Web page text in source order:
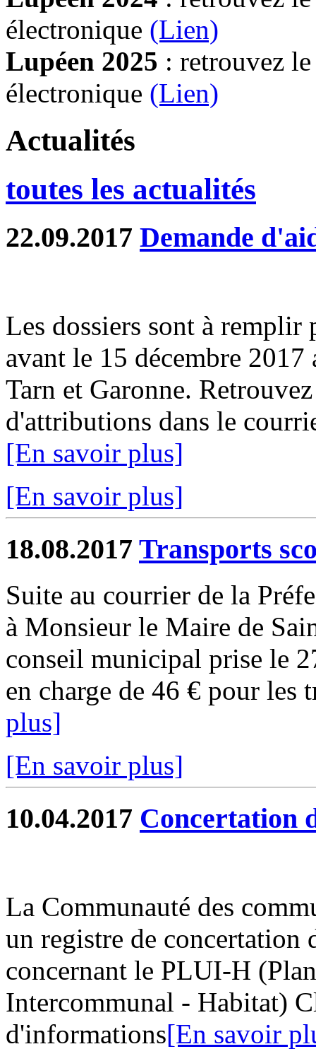
électronique (Lien)
Lupéen 2025 : retrouvez
électronique (Lien)
Actualités
toutes les actualités
22.09.2017 Demande
Les dossiers sont à remplir
avant le 15 décembre
Tarn et Garonne.
d'attributions dans le
[En savoir plus]
[En savoir plus]
18.08.2017 Transports
Suite au courrier de la
à Monsieur le Maire de
conseil municipal prise le
en charge de 46 € pour les
plus]
[En savoir plus]
10.04.2017 Concertation
La Communauté des
un registre de
concernant le PLUI-H
Intercommunal - Habitat)
d'informations[En savoir